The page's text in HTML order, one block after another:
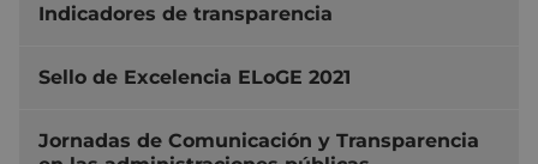
Indicadores de transparencia
Sello de Excelencia ELoGE 2021
Jornadas de Comunicación y Transparencia